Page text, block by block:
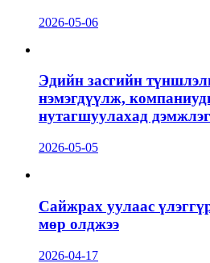
2026-05-06
Эдийн засгийн
нэмэгдүүлж,
нутагшуулахад
2026-05-05
Сайжрах уулаас
мөр олджээ
2026-04-17